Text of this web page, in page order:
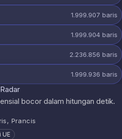
1.999.907 baris
1.999.904 baris
2.236.856 baris
1.999.936 baris
bocor dalam hitungan detik.
Prancis
UE